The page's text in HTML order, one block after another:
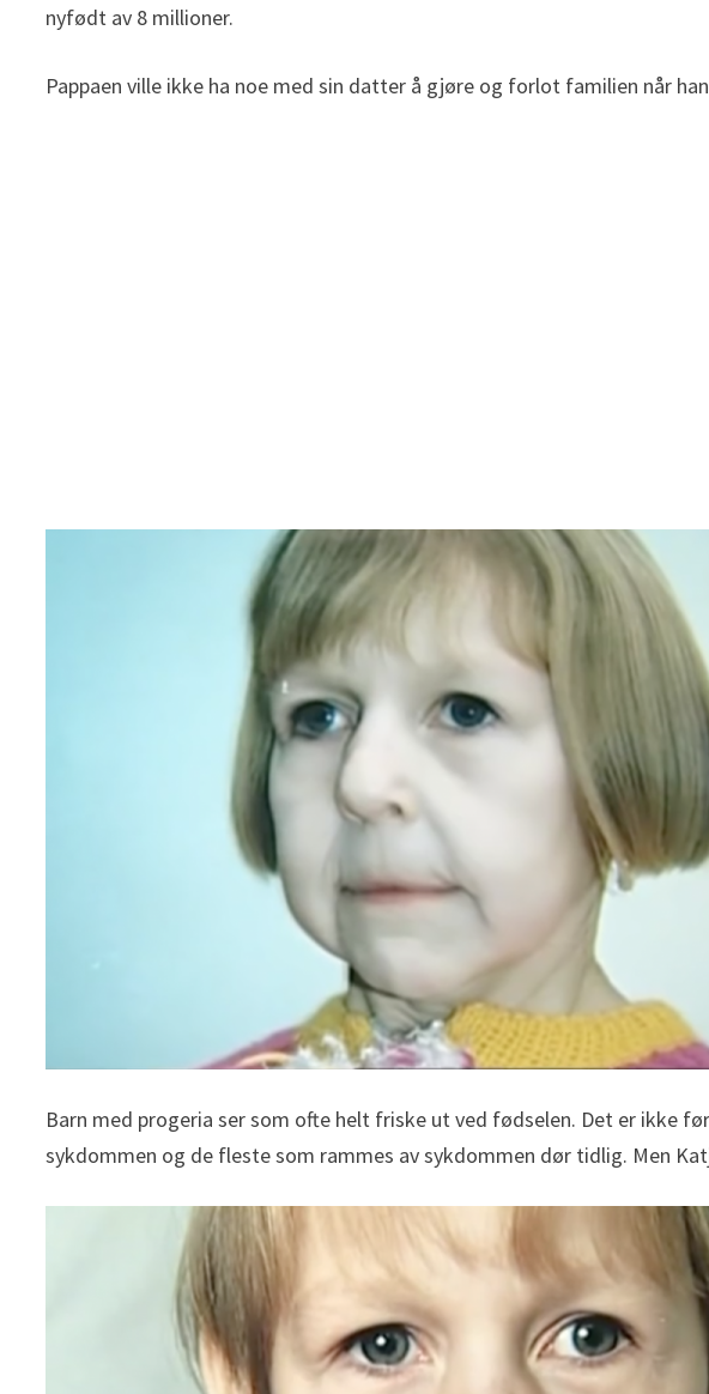
nyfødt av 8 millioner.
Pappaen ville ikke ha noe med sin datter å gjøre og forlot familien når
Barn med progeria ser som ofte helt friske ut ved fødselen. Det er ikke
sykdommen og de fleste som rammes av sykdommen dør tidlig. Men